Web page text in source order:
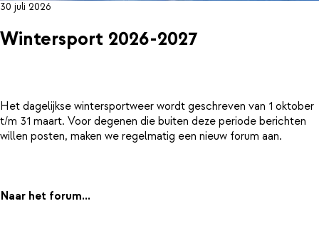
30 juli 2026
Wintersport 2026-2027
Het dagelijkse wintersportweer wordt geschreven van 1 oktober
t/m 31 maart. Voor degenen die buiten deze periode berichten
willen posten, maken we regelmatig een nieuw forum aan.
Naar het forum...